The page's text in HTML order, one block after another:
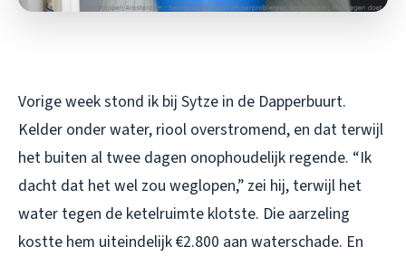
Vorige week stond ik bij Sytze in de Dapperbuurt.
Kelder onder water, riool overstromend, en dat terwijl
het buiten al twee dagen onophoudelijk regende. “Ik
dacht dat het wel zou weglopen,” zei hij, terwijl het
water tegen de ketelruimte klotste. Die aarzeling
kostte hem uiteindelijk €2.800 aan waterschade. En